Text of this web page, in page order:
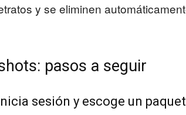
y se eliminen
pasos a seguir
sesión y escoge un